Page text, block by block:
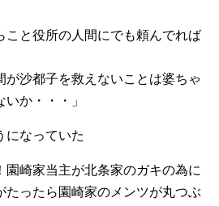
こと役所の人間にでも頼んでれば
が沙都子を救えないことは婆ちゃ
か・・・」
になっていた
園崎家当主が北条家のガキの為に
たったら園崎家のメンツが丸つぶ